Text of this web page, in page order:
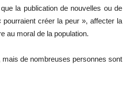
la publication de nouvelles ou de
créer la peur », affecter la
au moral de la population.
mais de nombreuses personnes sont